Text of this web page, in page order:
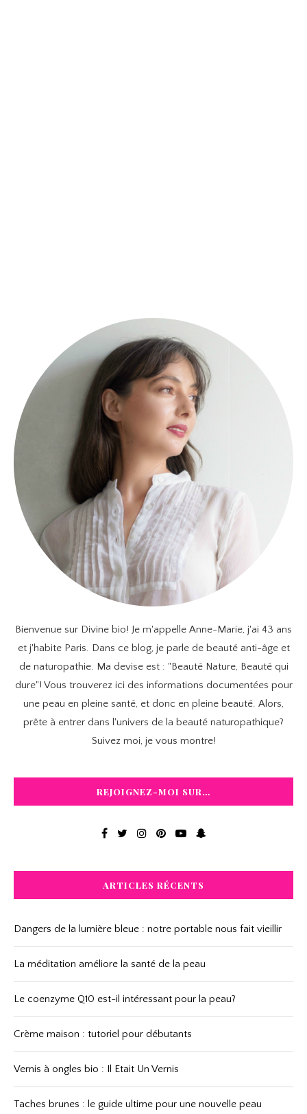
Bienvenue sur Divine bio! Je m'appelle Anne-Marie, j'ai 43 ans
et j'habite Paris. Dans ce blog, je parle de beauté anti-âge et
de naturopathie. Ma devise est : "Beauté Nature, Beauté qui
dure"! Vous trouverez ici des informations documentées pour
une peau en pleine santé, et donc en pleine beauté. Alors,
prête à entrer dans l'univers de la beauté naturopathique?
Suivez moi, je vous montre!
REJOIGNEZ-MOI SUR…
ARTICLES RÉCENTS
Dangers de la lumière bleue : notre portable nous fait vieillir
La méditation améliore la santé de la peau
Le coenzyme Q10 est-il intéressant pour la peau?
Crème maison : tutoriel pour débutants
Vernis à ongles bio : Il Etait Un Vernis
Taches brunes : le guide ultime pour une nouvelle peau